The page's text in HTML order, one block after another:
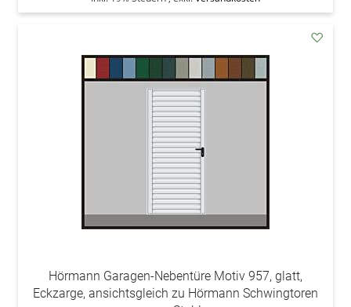
Hörmann Garagen-Nebentüre Motiv 957, glatt,
Eckzarge, ansichtsgleich zu Hörmann Schwingtoren